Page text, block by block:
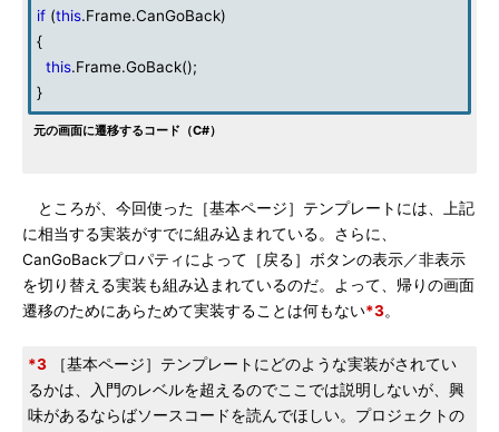
if (this.Frame.CanGoBack)
{
this.Frame.GoBack();
}
元の画面に遷移するコード（C#）
ところが、今回使った［基本ページ］テンプレートには、上記
に相当する実装がすでに組み込まれている。さらに、
CanGoBackプロパティによって［戻る］ボタンの表示／非表示
を切り替える実装も組み込まれているのだ。よって、帰りの画面
遷移のためにあらためて実装することは何もない*3。
*3 ［基本ページ］テンプレートにどのような実装がされてい
るかは、入門のレベルを超えるのでここでは説明しないが、興
味があるならばソースコードを読んでほしい。プロジェクトの